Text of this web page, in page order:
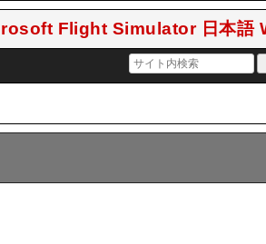
Flight Simulator 日本語